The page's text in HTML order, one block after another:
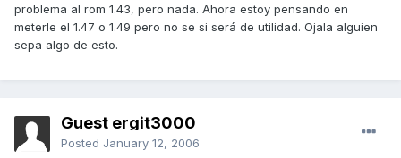
problema al rom 1.43, pero nada. Ahora estoy pensando en
meterle el 1.47 o 1.49 pero no se si será de utilidad. Ojala alguien
sepa algo de esto.
Guest ergit3000
Posted January 12, 2006